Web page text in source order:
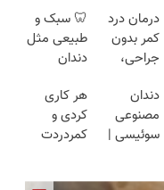
درمان درد
کمر بدون
جراحی،
پرسش‌نامه
رو پر کن ▶
🦷 سبک و
طبیعی مثل
دندان
نصب آسان
و پرداخت
اقساطی 💳
دندان
مصنوعی
سوئیسی |
هر کاری
کردی و
کمردردت